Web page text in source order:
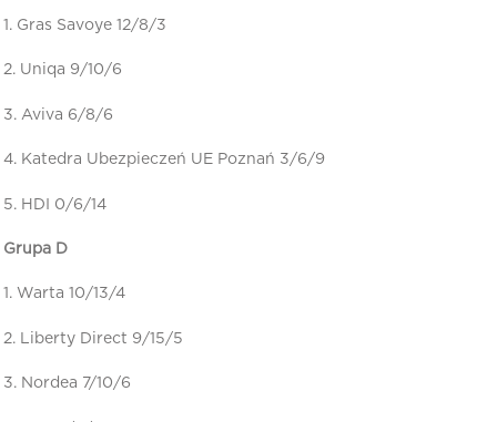
1. Gras Savoye 12/8/3
2. Uniqa 9/10/6
3. Aviva 6/8/6
4. Katedra Ubezpieczeń UE Poznań 3/6/9
5. HDI 0/6/14
Grupa D
1. Warta 10/13/4
2. Liberty Direct 9/15/5
3. Nordea 7/10/6